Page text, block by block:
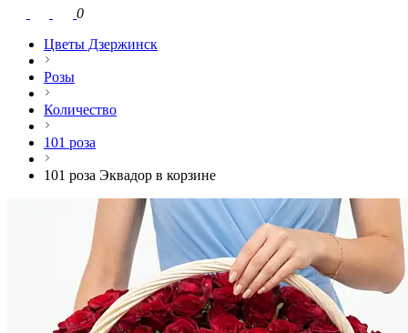
0
Цветы Дзержинск
Розы
Количество
101 роза
101 роза Эквадор в корзине